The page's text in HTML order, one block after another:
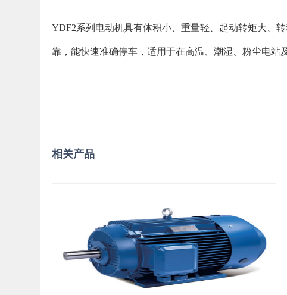
YDF2系列电动机具有体积小、重量轻、起动转矩大、
靠，能快速准确停车，适用于在高温、潮湿、粉尘电站
相关产品